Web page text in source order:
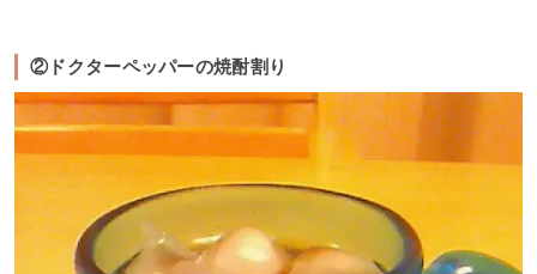
②ドクターペッパーの焼酎割り